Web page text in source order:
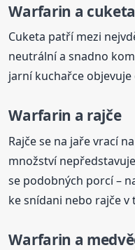
Warfarin a cuketa
Cuketa patří mezi
neutrální a snadno
jarní kuchařce objevuje
Warfarin a rajče
Rajče se na jaře vrací
množství
se podobných porcí –
ke snídani nebo rajče v
Warfarin a